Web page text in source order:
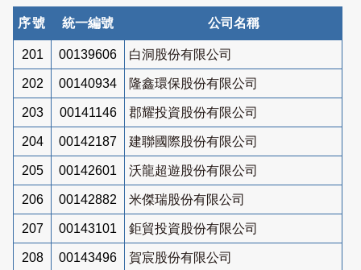
序號 統一編號 公司名稱
201 00139606 白洞股份有限公司
202 00140934 隆鑫環保股份有限公司
203 00141146 郡耀投資股份有限公司
204 00142187 建聯國際股份有限公司
205 00142601 沃龍超遊股份有限公司
206 00142882 米傑瑞股份有限公司
207 00143101 鉅貿投資股份有限公司
208 00143496 賀宸股份有限公司